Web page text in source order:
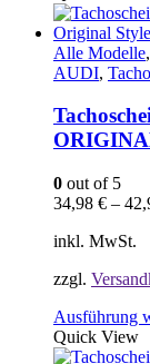
Alle Modelle,
AUDI,
0 out of 5
34,98 € –
inkl. MwSt.
zzgl.
Ausführung
Quick View